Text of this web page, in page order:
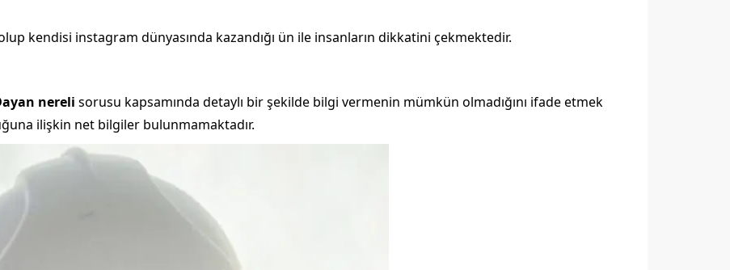
kendisi instagram dünyasında kazandığı ün ile insanların dikkatini çekmektedir.
nereli sorusu kapsamında detaylı bir şekilde bilgi vermenin mümkün olmadığını ifade etmek
ilişkin net bilgiler bulunmamaktadır.